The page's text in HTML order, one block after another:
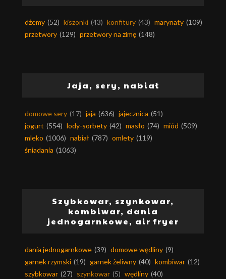
dżemy (52) kiszonki (43) konfitury (43) marynaty (109)
przetwory (129) przetwory na zimę (148)
Jaja, sery, nabiał
domowe sery (17) jaja (636) jajecznica (51)
jogurt (554) lody-sorbety (42) masło (74) miód (509)
mleko (1006) nabiał (787) omlety (119)
śniadania (1063)
Szybkowar, szynkowar,
kombiwar, dania
jednogarnkowe, air fryer
dania jednogarnkowe (39) domowe wędliny (9)
garnek rzymski (19) garnek żeliwny (40) kombiwar (12)
szybkowar (27) szynkowar (5) wędliny (40)